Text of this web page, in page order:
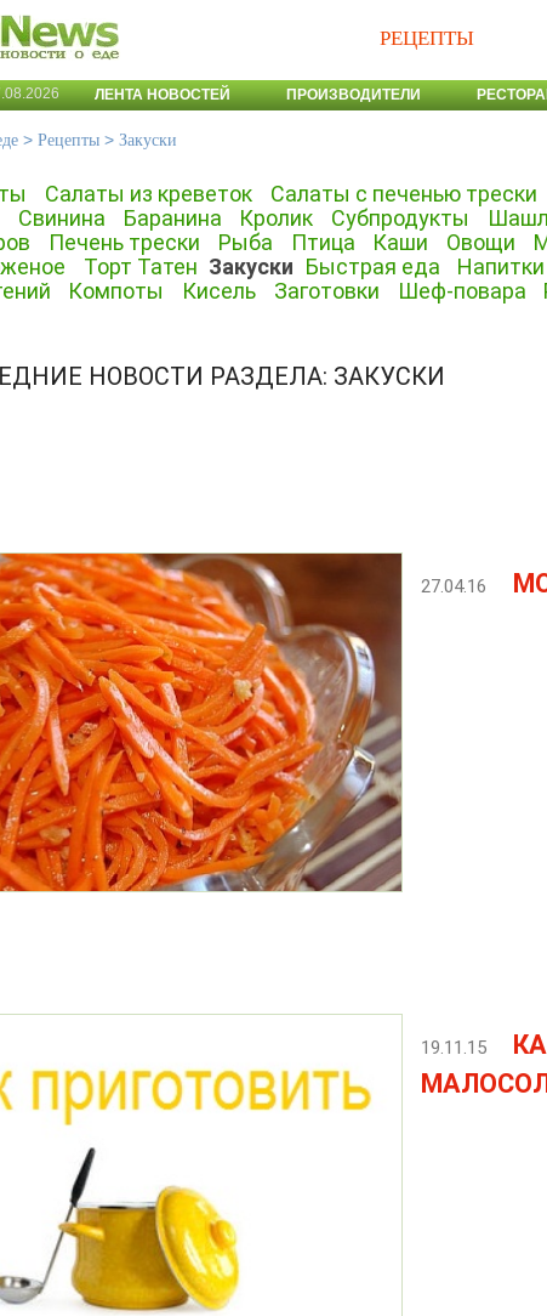
РЕЦЕПТЫ
ЛЕНТА НОВОСТЕЙ ПРОИЗВОДИТЕЛИ
> Рецепты > Закуски
Салаты из креветок Салаты с печенью трески
Свинина Баранина Кролик Субпродукты
Печень трески Рыба Птица Каши Овощи
Торт Татен Закуски Быстрая еда Напитки
Компоты Кисель Заготовки Шеф-повара
НОВОСТИ РАЗДЕЛА: ЗАКУСКИ
27.04.16
19.11.15